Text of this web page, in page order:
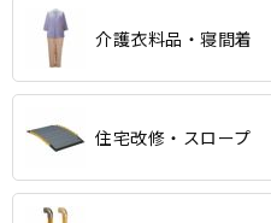
介護衣料品・寝間着
住宅改修・スロープ